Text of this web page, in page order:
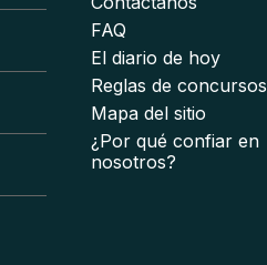
FAQ
El diario de hoy
Reglas de concursos
Mapa del sitio
¿Por qué confiar en
nosotros?